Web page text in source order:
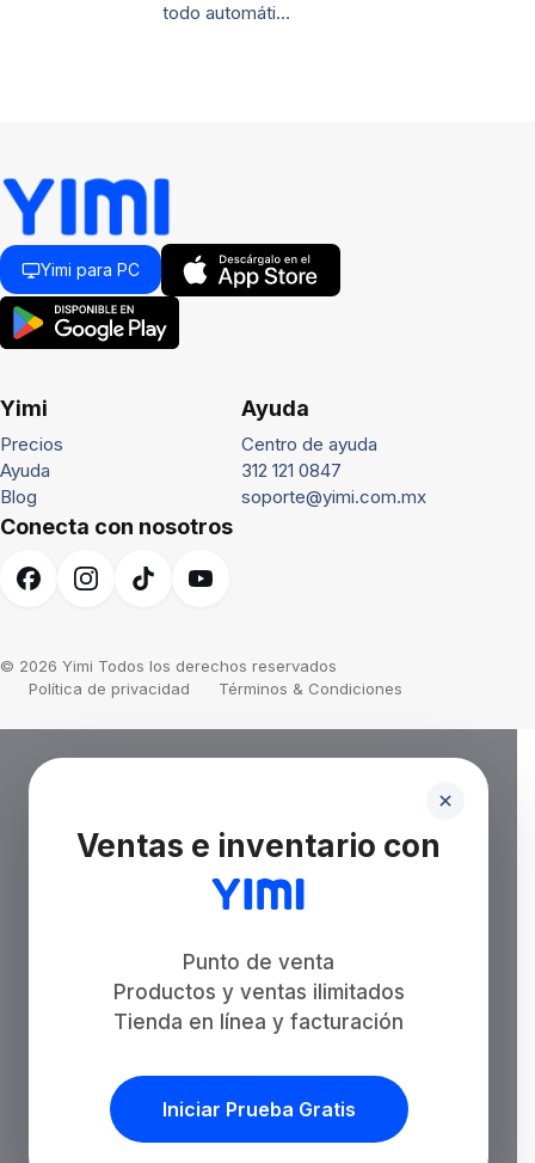
todo automáti…
Yimi para PC
Yimi
Precios
Ayuda
Blog
Ayuda
Centro de ayuda
312 121 0847
soporte@yimi.com.mx
Conecta con nosotros
© 2026 Yimi Todos los derechos reservados
Política de privacidad
Términos & Condiciones
Ventas e inventario con
Punto de venta
Productos y ventas ilimitados
Tienda en línea y facturación
Iniciar Prueba Gratis